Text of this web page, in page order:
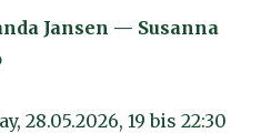
Jansen — Susanna
28.05.2026, 19 bis 22:30